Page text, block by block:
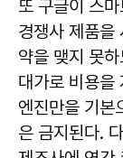
또 구글이 스
경쟁사 제품을
약을 맺지 못
대가로 비용을
엔진만을 기본
은 금지된다.